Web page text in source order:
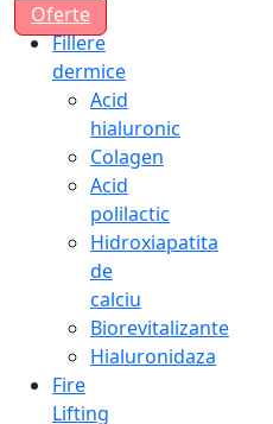
Oferte
Fillere
dermice
Acid
hialuronic
Colagen
Acid
polilactic
Hidroxiapatita
de
calciu
Biorevitalizante
Hialuronidaza
Fire
Lifting